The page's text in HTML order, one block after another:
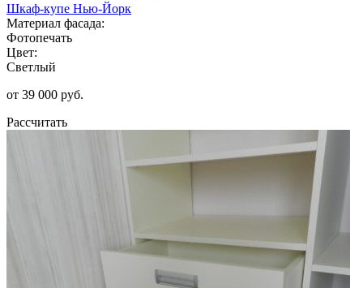
Шкаф-купе Нью-Йорк
Материал фасада:
Фотопечать
Цвет:
Светлый
от 39 000 руб.
Рассчитать